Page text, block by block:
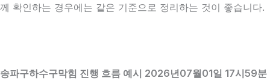
께 확인하는 경우에는 같은 기준으로 정리하는 것이 좋습니다.
송파구하수구막힘 진행 흐름 예시 2026년07월01일 17시59분